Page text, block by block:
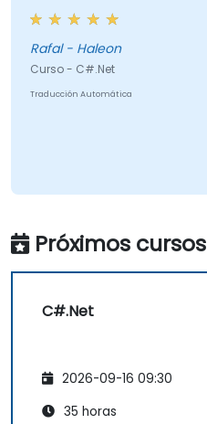
Rafal - Haleon
Curso - C#.Net
Traducción Automática
Próximos cursos
C#.Net
2026-09-16 09:30
35 horas